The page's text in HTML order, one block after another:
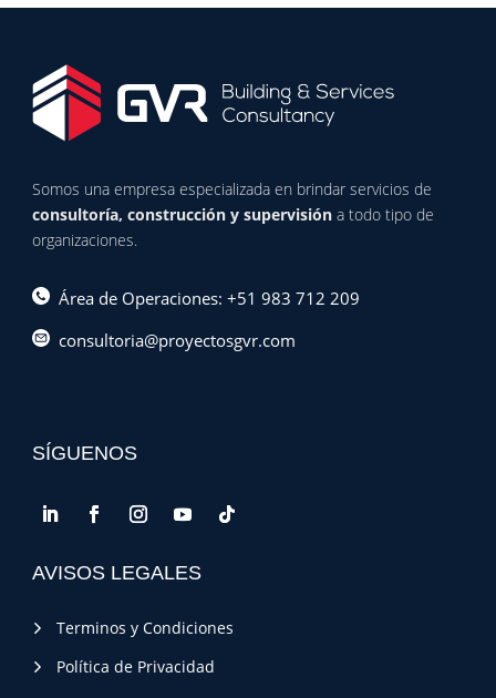
Somos una empresa especializada en brindar servicios de
consultoría, construcción y supervisión a todo tipo de
organizaciones.
Área de Operaciones: +51 983 712 209
consultoria@proyectosgvr.com
SÍGUENOS
AVISOS LEGALES
Terminos y Condiciones
Política de Privacidad